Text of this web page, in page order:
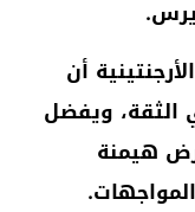
أن
الثقة، ويفضل
هيمنة